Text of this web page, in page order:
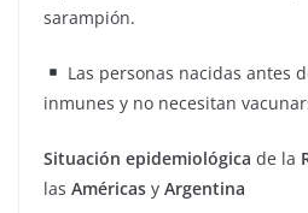
sarampión.
Las personas nacidas antes
inmunes y no necesitan
Situación epidemiológica de la
las Américas y Argentina